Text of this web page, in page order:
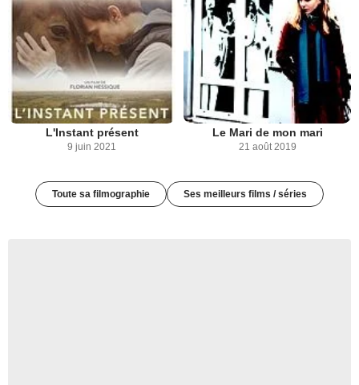
L'Instant présent
9 juin 2021
Le Mari de mon mari
21 août 2019
Toute sa filmographie Ses meilleurs films / séries